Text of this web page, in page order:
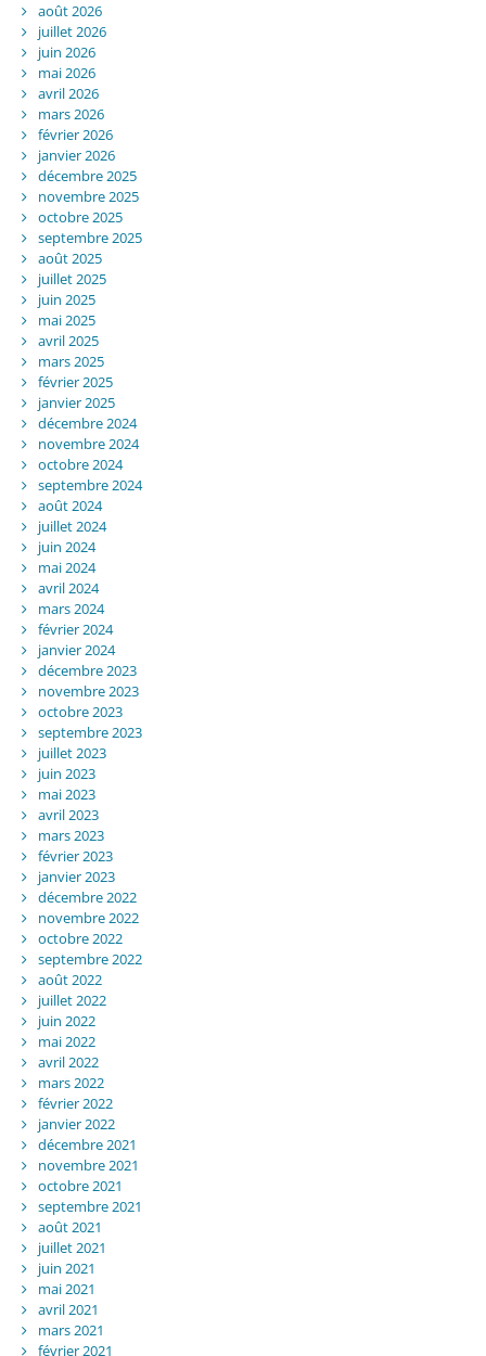
août 2026
juillet 2026
juin 2026
mai 2026
avril 2026
mars 2026
février 2026
janvier 2026
décembre 2025
novembre 2025
octobre 2025
septembre 2025
août 2025
juillet 2025
juin 2025
mai 2025
avril 2025
mars 2025
février 2025
janvier 2025
décembre 2024
novembre 2024
octobre 2024
septembre 2024
août 2024
juillet 2024
juin 2024
mai 2024
avril 2024
mars 2024
février 2024
janvier 2024
décembre 2023
novembre 2023
octobre 2023
septembre 2023
juillet 2023
juin 2023
mai 2023
avril 2023
mars 2023
février 2023
janvier 2023
décembre 2022
novembre 2022
octobre 2022
septembre 2022
août 2022
juillet 2022
juin 2022
mai 2022
avril 2022
mars 2022
février 2022
janvier 2022
décembre 2021
novembre 2021
octobre 2021
septembre 2021
août 2021
juillet 2021
juin 2021
mai 2021
avril 2021
mars 2021
février 2021